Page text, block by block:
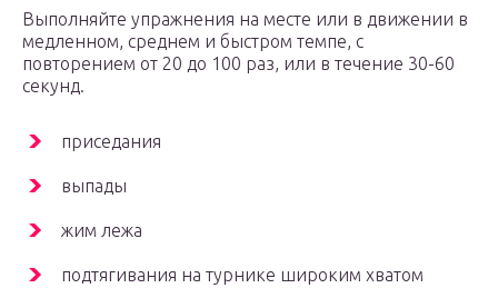
Выполняйте упражнения на месте или в движении в
медленном, среднем и быстром темпе, с
повторением от 20 до 100 раз, или в течение 30-60
секунд.
приседания
выпады
жим лежа
подтягивания на турнике широким хватом